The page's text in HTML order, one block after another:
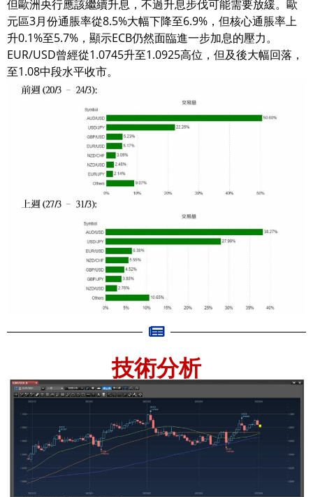
但歐洲央行應該繼續升息，不過升息步伐可能需要放緩。歐
元區3月份通脹率從8.5%大幅下降至6.9%，但核心通脹率上
升0.1%至5.7%，顯示ECB仍然面臨進一步加息的壓力。
EUR/USD曾經從1.0745升至1.0925高位，但及後大幅回落，
至1.08中段水平收市。
技術分析